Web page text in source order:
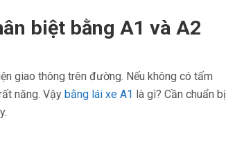
biệt bằng A1 và A2
giao thông trên đường. Nếu không có tấm
năng. Vậy bằng lái xe A1 là gì? Cần chuẩn bị